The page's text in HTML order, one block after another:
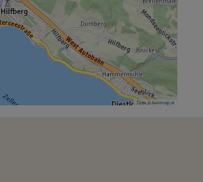
Tiles ©basemap.at